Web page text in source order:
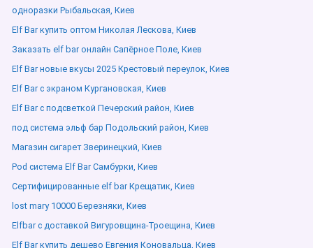
одноразки Рыбальская, Киев
Elf Bar купить оптом Николая Лескова, Киев
Заказать elf bar онлайн Сапёрное Поле, Киев
Elf Bar новые вкусы 2025 Крестовый переулок, Киев
Elf Bar с экраном Кургановская, Киев
Elf Bar с подсветкой Печерский район, Киев
под система эльф бар Подольский район, Киев
Магазин сигарет Зверинецкий, Киев
Pod система Elf Bar Самбурки, Киев
Сертифицированные elf bar Крещатик, Киев
lost mary 10000 Березняки, Киев
Elfbar с доставкой Вигуровщина-Троещина, Киев
Elf Bar купить дешево Евгения Коновальца, Киев